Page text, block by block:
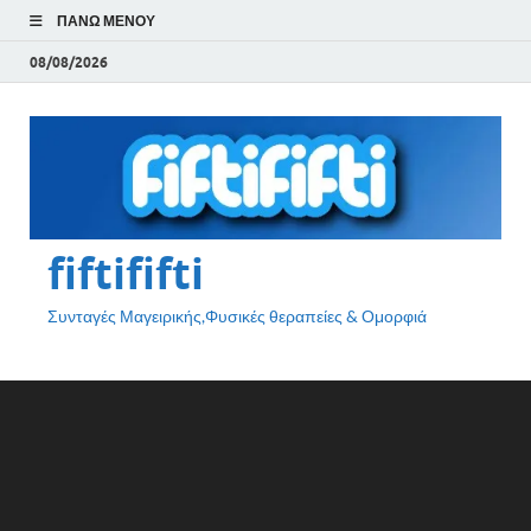
ΠΆΝΩ ΜΕΝΟΎ
08/08/2026
fiftififti
Συνταγές Μαγειρικής,Φυσικές θεραπείες & Ομορφιά